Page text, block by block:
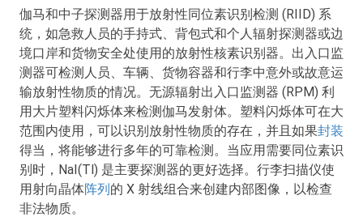
伽马和中子探测器用于放射性同位素识别检测 (RIID) 系
统，如急救人员的手持式、背包式和个人辐射探测器或边
境口岸和货物安全处使用的放射性核素识别器。出入口监
测器可检测人员、车辆、货物容器和行李中意外或故意运
输放射性物质的情况。无源辐射出入口监测器 (RPM) 利
用大片塑料闪烁体来检测伽马发射体。塑料闪烁体可在大
范围内使用，可以识别放射性物质的存在，并且如果封装
得当，将能够进行多年的可靠检测。当应用需要同位素识
别时，NaI(Tl) 是主要探测器的更好选择。行李扫描仪使
用射向晶体阵列的 X 射线组合来创建内部图像，以检查
非法物质。